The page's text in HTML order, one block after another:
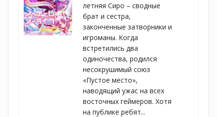
летняя Сиро – сводные
брат и сестра,
законченные затворники и
игроманы. Когда
встретились два
одиночества, родился
несокрушимый союз
«Пустое место»,
наводящий ужас на всех
восточных геймеров. Хотя
на публике ребят...